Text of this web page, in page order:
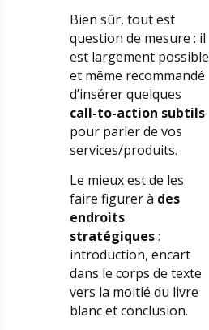
Bien sûr, tout est
question de mesure : il
est largement possible
et même recommandé
d’insérer quelques
call-to-action subtils
pour parler de vos
services/produits.
Le mieux est de les
faire figurer à des
endroits
stratégiques:
introduction, encart
dans le corps de texte
vers la moitié du livre
blanc et conclusion.